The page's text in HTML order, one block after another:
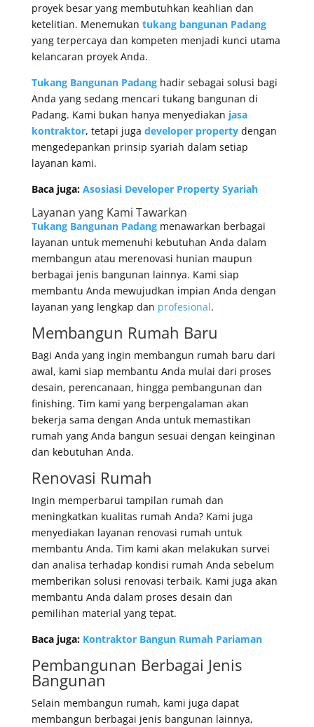
proyek besar yang membutuhkan keahlian dan
ketelitian. Menemukan tukang bangunan Padang
yang terpercaya dan kompeten menjadi kunci utama
kelancaran proyek Anda.
Tukang Bangunan Padanghadir sebagai solusi bagi
Anda yang sedang mencari tukang bangunan di
Padang. Kami bukan hanya menyediakan jasa
kontraktor, tetapi juga developer propertydengan
mengedepankan prinsip syariah dalam setiap
layanan kami.
Baca juga: Asosiasi Developer Property Syariah
Layanan yang Kami Tawarkan
Tukang Bangunan Padangmenawarkan berbagai
layanan untuk memenuhi kebutuhan Anda dalam
membangun atau merenovasi hunian maupun
berbagai jenis bangunan lainnya. Kami siap
membantu Anda mewujudkan impian Anda dengan
layanan yang lengkap dan profesional.
Membangun Rumah Baru
Bagi Anda yang ingin membangun rumah baru dari
awal, kami siap membantu Anda mulai dari proses
desain, perencanaan, hingga pembangunan dan
finishing. Tim kami yang berpengalaman akan
bekerja sama dengan Anda untuk memastikan
rumah yang Anda bangun sesuai dengan keinginan
dan kebutuhan Anda.
Renovasi Rumah
Ingin memperbarui tampilan rumah dan
meningkatkan kualitas rumah Anda? Kami juga
menyediakan layanan renovasi rumah untuk
membantu Anda. Tim kami akan melakukan survei
dan analisa terhadap kondisi rumah Anda sebelum
memberikan solusi renovasi terbaik. Kami juga akan
membantu Anda dalam proses desain dan
pemilihan material yang tepat.
Baca juga: Kontraktor Bangun Rumah Pariaman
Pembangunan Berbagai Jenis
Bangunan
Selain membangun rumah, kami juga dapat
membangun berbagai jenis bangunan lainnya,